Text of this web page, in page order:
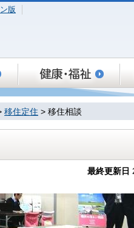
版
移住定住 > 移住相談
最終更新日